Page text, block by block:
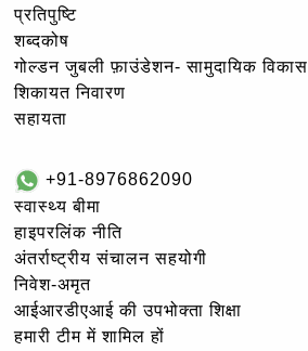
प्रतिपुष्टि
शब्दकोष
गोल्‍डन जुबली फ़ाउंडेशन- सामुदायिक विकास
शिकायत निवारण
सहायता
+91-8976862090
स्वास्थ्य बीमा
हाइपरलिंक नीति
अंतर्राष्ट्रीय संचालन सहयोगी
निवेश-अमृत
आईआरडीएआई की उपभोक्ता शिक्षा
हमारी टीम में शामिल हों